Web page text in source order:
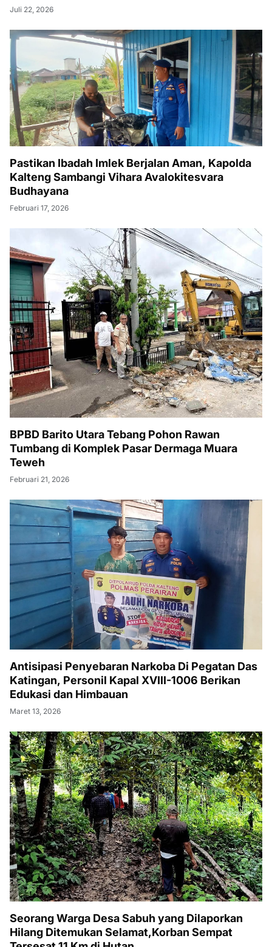
Juli 22, 2026
Pastikan Ibadah Imlek Berjalan Aman, Kapolda
Kalteng Sambangi Vihara Avalokitesvara
Budhayana
Februari 17, 2026
BPBD Barito Utara Tebang Pohon Rawan
Tumbang di Komplek Pasar Dermaga Muara
Teweh
Februari 21, 2026
Antisipasi Penyebaran Narkoba Di Pegatan Das
Katingan, Personil Kapal XVIII-1006 Berikan
Edukasi dan Himbauan
Maret 13, 2026
Seorang Warga Desa Sabuh yang Dilaporkan
Hilang Ditemukan Selamat,Korban Sempat